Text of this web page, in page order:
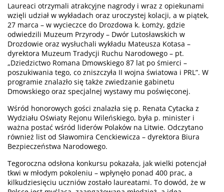
Laureaci otrzymali atrakcyjne nagrody i wraz z opiekunami
wzięli udział w wykładach oraz uroczystej kolacji, a w piątek,
27 marca – w wycieczce do Drozdowa k. Łomży, gdzie
odwiedzili Muzeum Przyrody – Dwór Lutosławskich w
Drozdowie oraz wysłuchali wykładu Mateusza Kotasa –
dyrektora Muzeum Tradycji Ruchu Narodowego – pt.
„Dziedzictwo Romana Dmowskiego 87 lat po śmierci –
poszukiwania tego, co zniszczyła II wojna światowa i PRL”. W
programie znalazło się także zwiedzanie gabinetu
Dmowskiego oraz specjalnej wystawy mu poświęconej.
Wśród honorowych gości znalazła się p. Renata Cytacka z
Wydziału Oświaty Rejonu Wileńskiego, była p. minister i
ważna postać wśród liderów Polaków na Litwie. Odczytano
również list od Sławomira Cenckiewicza – dyrektora Biura
Bezpieczeństwa Narodowego.
Tegoroczna odsłona konkursu pokazała, jak wielki potencjał
tkwi w młodym pokoleniu – wpłynęło ponad 400 prac, a
kilkudziesięciu uczniów zostało laureatami. To dowód, że w